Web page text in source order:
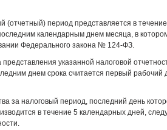
(отчетный) период представляется в
календарным днем месяца, в
Федерального закона № 124-ФЗ.
указанной налоговой
днем срока считается первый рабочий
за налоговый период, последний день
в течение 5 календарных дней,